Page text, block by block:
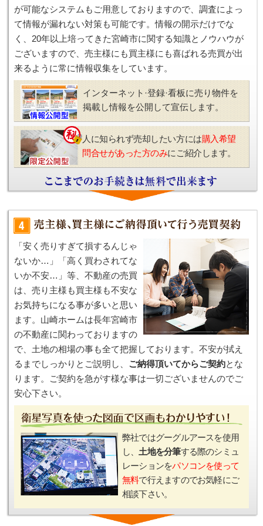
が可能なシステムもご用意しておりますので、調査によっ
て情報が漏れない対策も可能です。情報の開示だけでな
く、20年以上培ってきた宮崎市に関する知識とノウハウが
ございますので、売主様にも買主様にも喜ばれる売買が出
来るように常に情報収集をしています。
インターネット·登録·看板に売り物件を
掲載し情報を公開して宣伝します。
人に知られず売却したい方には購入希望
問合せがあった方のみにご紹介します。
「安く売りすぎて損するんじゃ
ないか…」「高く買わされてな
いか不安…」等、不動産の売買
は、売り主様も買主様も不安な
お気持ちになる事が多いと思い
ます。山崎ホームは長年宮崎市
の不動産に関わっておりますの
で、土地の相場の事も全て把握しております。不安が拭え
るまでしっかりとご説明し、 ご納得頂いてからご契約とな
ります。ご契約を急がす様な事は一切ございませんのでご
安心下さい。
弊社ではグーグルアースを使用
し、 土地を分筆する際のシミュ
レーションをパソコンを使って
無料で行えますのでお気軽にご
相談下さい。